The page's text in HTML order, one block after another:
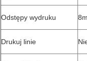
Odstępy wydruku
Drukuj linie